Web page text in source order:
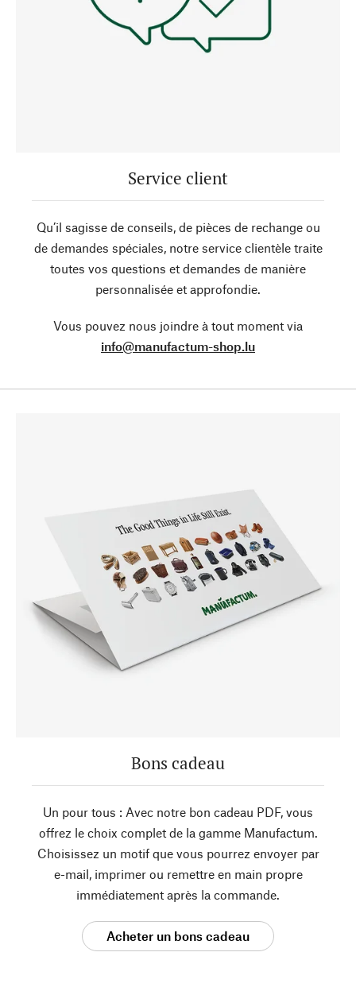
Service client
Qu’il sagisse de conseils, de pièces de rechange ou
de demandes spéciales, notre service clientèle traite
toutes vos questions et demandes de manière
personnalisée et approfondie.
Vous pouvez nous joindre à tout moment via
info@manufactum-shop.lu
Bons cadeau
Un pour tous : Avec notre bon cadeau PDF, vous
offrez le choix complet de la gamme Manufactum.
Choisissez un motif que vous pourrez envoyer par
e-mail, imprimer ou remettre en main propre
immédiatement après la commande.
Acheter un bons cadeau